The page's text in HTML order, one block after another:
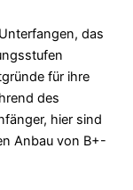
das
für ihre
des
hier sind
Anbau von B+-